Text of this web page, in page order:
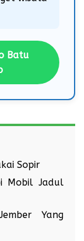
Batu
Sopir
Mobil Jadul
Yang